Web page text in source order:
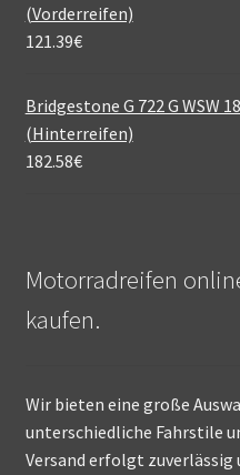
(Vorderreifen)
121.39€
Bridgestone G 722 G WSW
(Hinterreifen)
182.58€
Motorradreifen
kaufen.
Wir bieten eine große
unterschiedliche Fahrstile
Versand erfolgt zuverlässig